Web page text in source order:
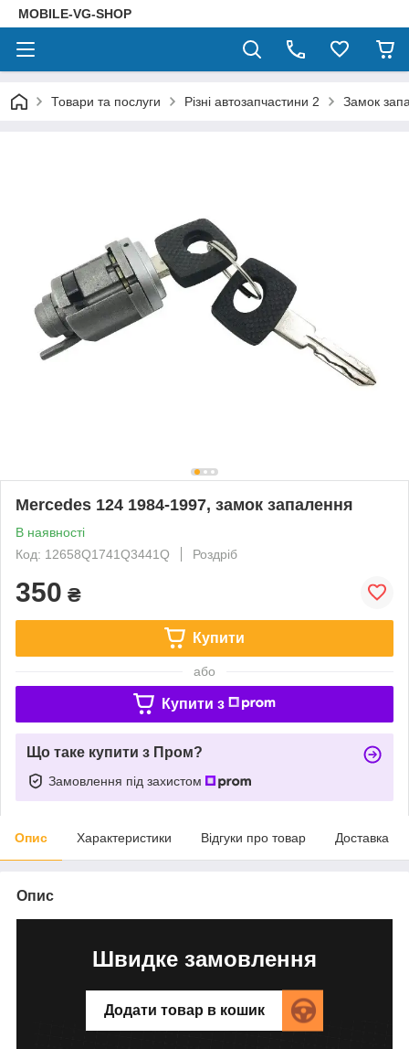
MOBILE-VG-SHOP
Товари та послуги Різні автозапчастини 2 Замок
Mercedes 124 1984-1997, замок запалення
В наявності
Код: 12658Q1741Q3441Q
Роздріб
350 ₴
Купити
або
Купити з
Що таке купити з Пром?
Замовлення під захистом
Опис Характеристики Відгуки про товар Доставка
Опис
Швидке замовлення
Додати товар в кошик